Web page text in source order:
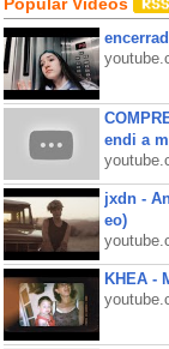
endi a
jxdn -
eo)
KHEA -